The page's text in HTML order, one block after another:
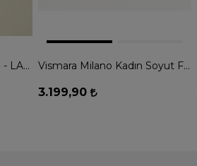
Siyane Kadın Jakar Eşarp - LACİVERT Vismara Milano Kadın Soyut Flora Desenli Tivil İpek Eşarp - LACİVERT
3.199,90